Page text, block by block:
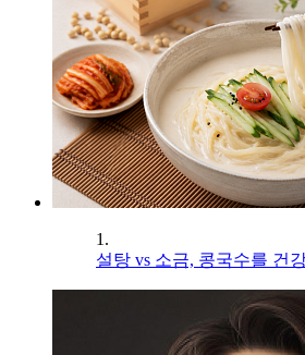
1.
설탕 vs 소금, 콩국수를 건